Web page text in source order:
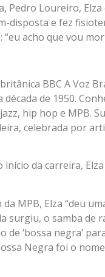
Pedro Loureiro,
disposta e fez
acho que vou
BBC A Voz
de 1950.
hip hop e MPB.
celebrada por
da carreira,
MPB, Elza “deu
surgiu, o samba de
‘bossa negra’
Negra foi o